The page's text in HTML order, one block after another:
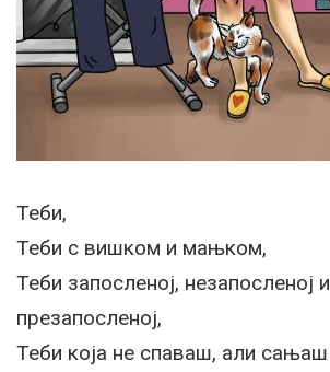
Теби,
Теби с вишком и мањком,
Теби запосленој, незапосленој и
презапосленој,
Теби која не спаваш, али сањаш